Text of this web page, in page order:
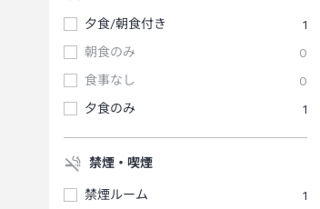
夕食/朝食付き
1
朝食のみ
0
食事なし
0
夕食のみ
1
禁煙・喫煙
禁煙ルーム
1